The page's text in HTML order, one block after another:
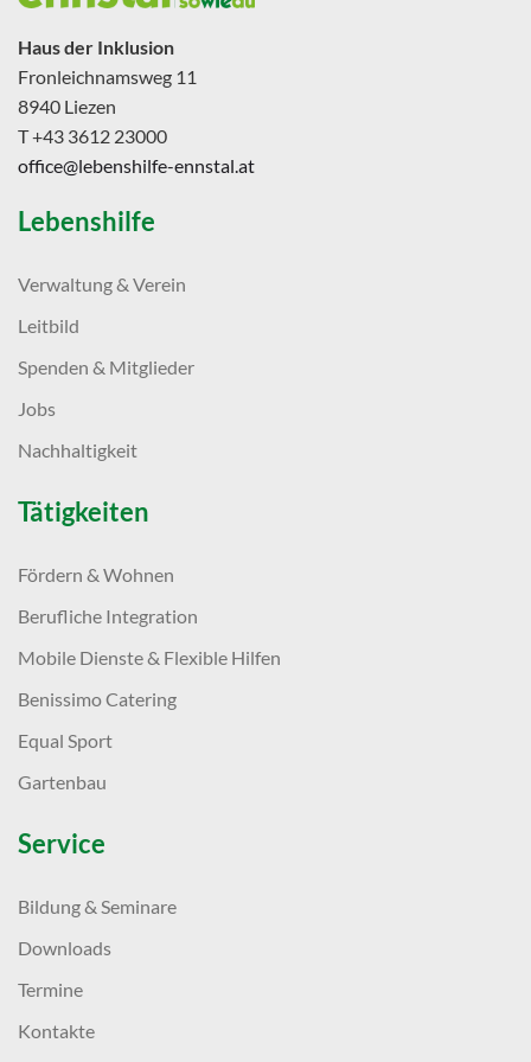
Haus der Inklusion
Fronleichnamsweg 11
8940 Liezen
T +43 3612 23000
office@lebenshilfe-ennstal.at
Lebenshilfe
Verwaltung & Verein
Leitbild
Spenden & Mitglieder
Jobs
Nachhaltigkeit
Tätigkeiten
Fördern & Wohnen
Berufliche Integration
Mobile Dienste & Flexible Hilfen
Benissimo Catering
Equal Sport
Gartenbau
Service
Bildung & Seminare
Downloads
Termine
Kontakte